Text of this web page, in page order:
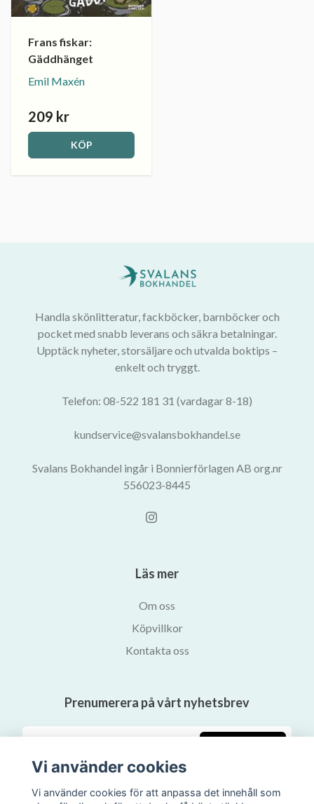
Frans fiskar:
Gäddhänget
Emil Maxén
209 kr
KÖP
Handla skönlitteratur, fackböcker, barnböcker och
pocket med snabb leverans och säkra betalningar.
Upptäck nyheter, storsäljare och utvalda boktips –
enkelt och tryggt.
Telefon: 08-522 181 31 (vardagar 8-18)
kundservice@svalansbokhandel.se
Svalans Bokhandel ingår i Bonnierförlagen AB org.nr
556023-8445
Läs mer
Om oss
Köpvillkor
Kontakta oss
Prenumerera på vårt nyhetsbrev
Vi använder cookies
Vi använder cookies för att anpassa det innehåll som